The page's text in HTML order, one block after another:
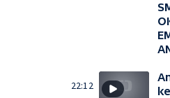
22:12